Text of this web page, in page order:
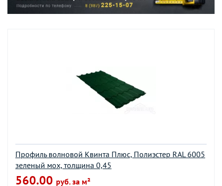
Профиль волновой Квинта Плюс, Полиэстер RAL 6005
зеленый мох, толщина 0,45
560.00 руб. за м²